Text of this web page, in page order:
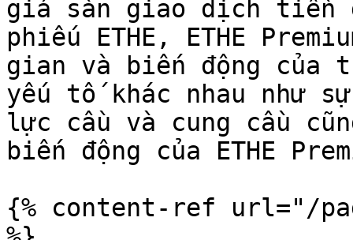
giá sàn giao dịch tiền
phiếu ETHE, ETHE
gian và biến động
yếu tố khác nhau như
lực cầu và cung cầu
biến động của ETHE
{% content-ref url="/